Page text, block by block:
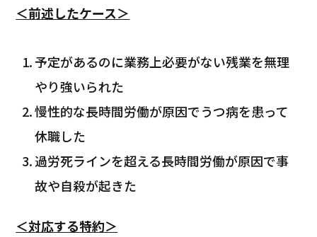
＜前述したケース＞
予定があるのに業務上必要がない残業を無理
やり強いられた
慢性的な長時間労働が原因でうつ病を患って
休職した
過労死ラインを超える長時間労働が原因で事
故や自殺が起きた
＜対応する特約＞